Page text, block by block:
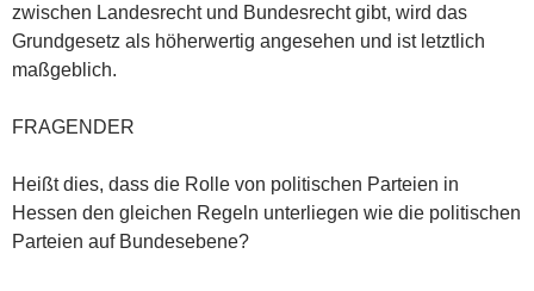
zwischen Landesrecht und Bundesrecht gibt, wird das
Grundgesetz als höherwertig angesehen und ist letztlich
maßgeblich.
FRAGENDER
Heißt dies, dass die Rolle von politischen Parteien in
Hessen den gleichen Regeln unterliegen wie die politischen
Parteien auf Bundesebene?